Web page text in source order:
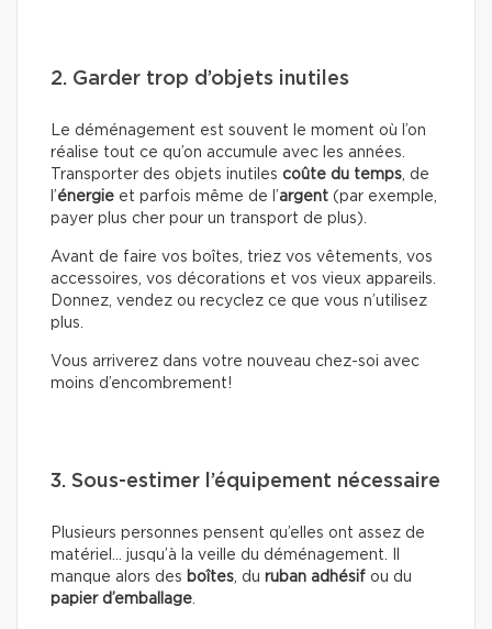
2. Garder trop d’objets inutiles
Le déménagement est souvent le moment où l’on
réalise tout ce qu’on accumule avec les années.
Transporter des objets inutiles coûte du temps, de
l’énergie et parfois même de l’argent (par exemple,
payer plus cher pour un transport de plus).
Avant de faire vos boîtes, triez vos vêtements, vos
accessoires, vos décorations et vos vieux appareils.
Donnez, vendez ou recyclez ce que vous n’utilisez
plus.
Vous arriverez dans votre nouveau chez-soi avec
moins d’encombrement!
3. Sous-estimer l’équipement nécessaire
Plusieurs personnes pensent qu’elles ont assez de
matériel… jusqu’à la veille du déménagement. Il
manque alors des boîtes, du ruban adhésif ou du
papier d’emballage.